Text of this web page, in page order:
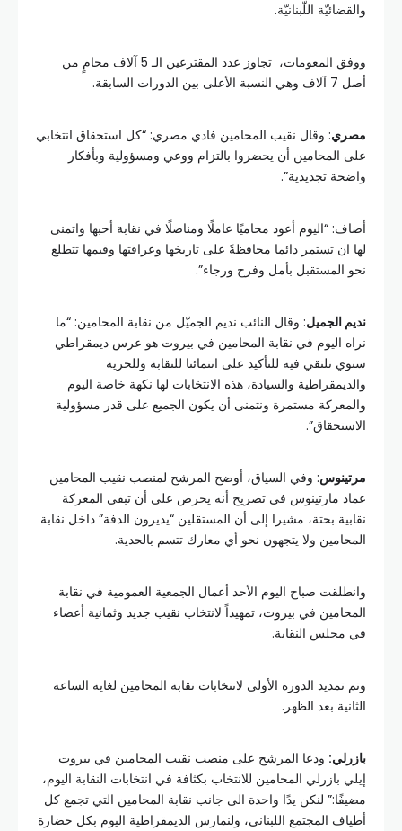
والقضائيّة اللّبنانيّة.
ووفق المعومات، تجاوز عدد المقترعين الـ 5 آلاف محامٍ من
أصل 7 آلاف وهي النسبة الأعلى بين الدورات السابقة.
مصري: وقال نقيب المحامين فادي مصري: “كل استحقاق انتخابي
على المحامين أن يحضروا بالتزام ووعي ومسؤولية وبأفكار
واضحة تجديدية”.
أضاف: “اليوم أعود محاميًا عاملًا ومناضلًا في نقابة أحبها واتمنى
لها ان تستمر دائما محافظةً على تاريخها وعراقتها وقيمها تتطلع
نحو المستقبل بأمل وفرح ورجاء”.
نديم الجميل: وقال النائب نديم الجميّل من نقابة المحامين: “ما
نراه اليوم في نقابة المحامين في بيروت هو عرس ديمقراطي
سنوي نلتقي فيه للتأكيد على انتمائنا للنقابة وللحرية
والديمقراطية والسيادة، هذه الانتخابات لها نكهة خاصة اليوم
والمعركة مستمرة ونتمنى أن يكون الجميع على قدر مسؤولية
الاستحقاق”.
مرتينوس: وفي السياق، أوضح المرشح لمنصب نقيب المحامين
عماد مارتينوس في تصريح أنه يحرص على أن تبقى المعركة
نقابية بحتة، مشيرا إلى أن المستقلين “يديرون الدفة” داخل نقابة
المحامين ولا يتجهون نحو أي معارك تتسم بالحدية.
وانطلقت صباح اليوم الأحد أعمال الجمعية العمومية في نقابة
المحامين في بيروت، تمهيداً لانتخاب نقيب جديد وثمانية أعضاء
في مجلس النقابة.
وتم تمديد الدورة الأولى لانتخابات نقابة المحامين لغاية الساعة
الثانية بعد الظهر.
بازرلي: ودعا المرشح على منصب نقيب المحامين في بيروت
إيلي بازرلي المحامين للانتخاب بكثافة في انتخابات النقابة اليوم،
مضيفًا:” لنكن يدًا واحدة الى جانب نقابة المحامين التي تجمع كل
أطياف المجتمع اللبناني، ولنمارس الديمقراطية اليوم بكل حضارة